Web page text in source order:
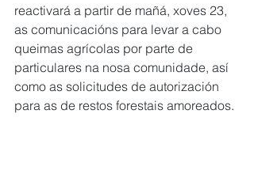
reactivará a partir de mañá, xoves 23,
as comunicacións para levar a cabo
queimas agrícolas por parte de
particulares na nosa comunidade, así
como as solicitudes de autorización
para as de restos forestais amoreados.